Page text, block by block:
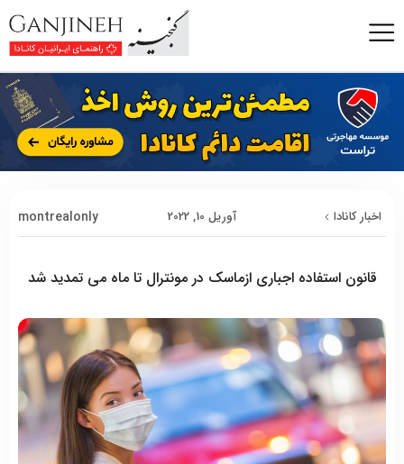
اخبار کانادا آوریل 10, 2022 montrealonly
قانون استفاده اجباری ازماسک در مونترال تا ماه می تمدید شد